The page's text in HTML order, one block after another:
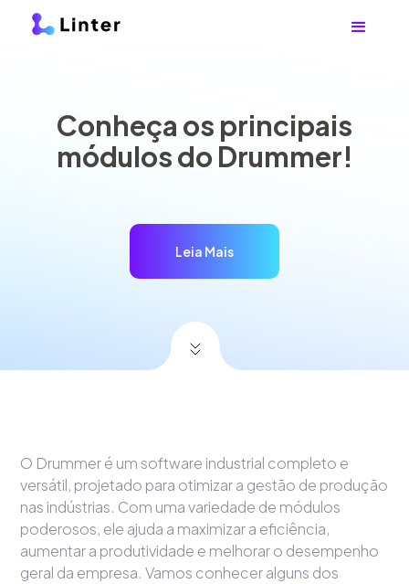
Conheça os principais
módulos do Drummer!
Leia Mais
O Drummer é um software industrial completo e
versátil, projetado para otimizar a gestão de produção
nas indústrias. Com uma variedade de módulos
poderosos, ele ajuda a maximizar a eficiência,
aumentar a produtividade e melhorar o desempenho
geral da empresa. Vamos conhecer alguns dos